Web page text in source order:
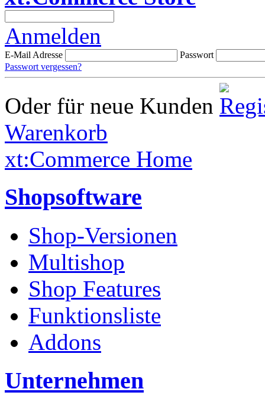
Anmelden
E-Mail Adresse
Passwort
Passwort vergessen?
Oder für neue Kunden
Warenkorb
xt:Commerce Home
Shopsoftware
Shop-Versionen
Multishop
Shop Features
Funktionsliste
Addons
Unternehmen